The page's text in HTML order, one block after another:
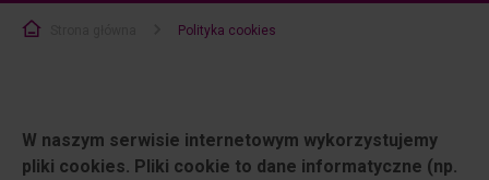
Polityka cookies
W naszym serwisie internetowym wykorzystujemy
pliki cookies. Pliki cookie to dane informatyczne (np.